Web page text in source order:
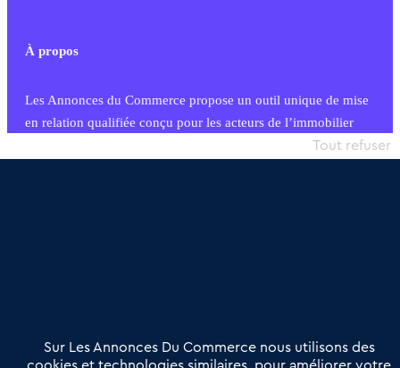
À propos
Les Annonces du Commerce propose un outil unique de mise
en relation qualifiée conçu pour les acteurs de l’immobilier
commercial et les collectivités territoriales, simple et intégrant
Offres Pro
Actualités
Qui sommes nous ?
Sur Les Annonces Du Commerce nous utilisons des
Tout refuser